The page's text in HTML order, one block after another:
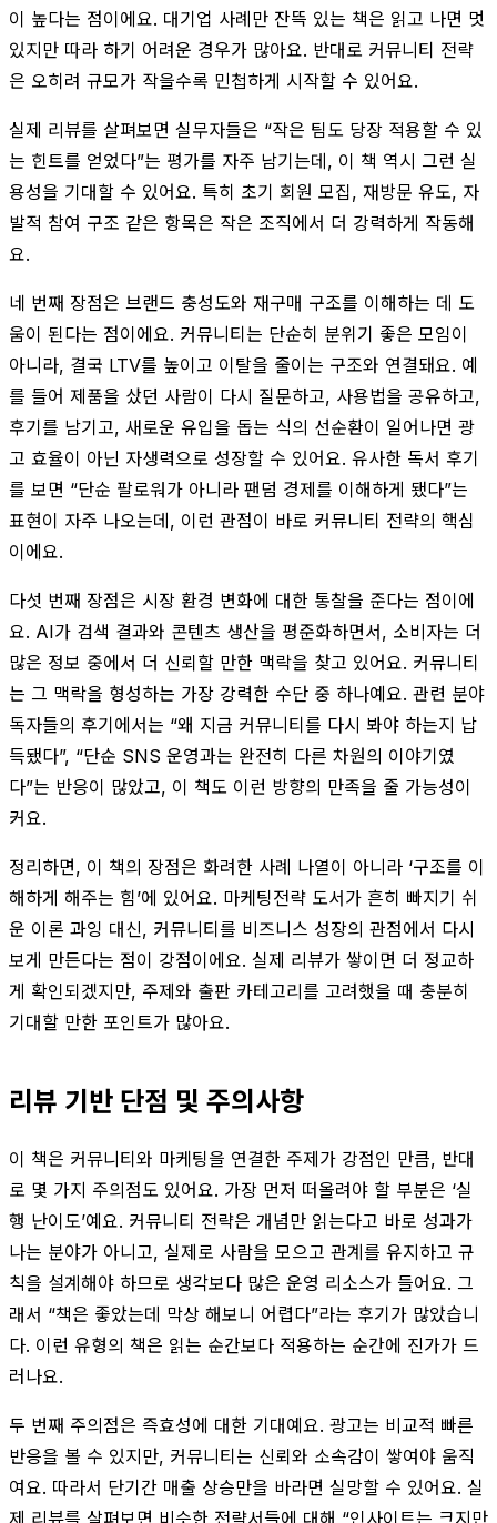
이 높다는 점이에요. 대기업 사례만 잔뜩 있는 책은 읽고 나면 멋
있지만 따라 하기 어려운 경우가 많아요. 반대로 커뮤니티 전략
은 오히려 규모가 작을수록 민첩하게 시작할 수 있어요.
실제 리뷰를 살펴보면 실무자들은 “작은 팀도 당장 적용할 수 있
는 힌트를 얻었다”는 평가를 자주 남기는데, 이 책 역시 그런 실
용성을 기대할 수 있어요. 특히 초기 회원 모집, 재방문 유도, 자
발적 참여 구조 같은 항목은 작은 조직에서 더 강력하게 작동해
요.
네 번째 장점은 브랜드 충성도와 재구매 구조를 이해하는 데 도
움이 된다는 점이에요. 커뮤니티는 단순히 분위기 좋은 모임이
아니라, 결국 LTV를 높이고 이탈을 줄이는 구조와 연결돼요. 예
를 들어 제품을 샀던 사람이 다시 질문하고, 사용법을 공유하고,
후기를 남기고, 새로운 유입을 돕는 식의 선순환이 일어나면 광
고 효율이 아닌 자생력으로 성장할 수 있어요. 유사한 독서 후기
를 보면 “단순 팔로워가 아니라 팬덤 경제를 이해하게 됐다”는
표현이 자주 나오는데, 이런 관점이 바로 커뮤니티 전략의 핵심
이에요.
다섯 번째 장점은 시장 환경 변화에 대한 통찰을 준다는 점이에
요. AI가 검색 결과와 콘텐츠 생산을 평준화하면서, 소비자는 더
많은 정보 중에서 더 신뢰할 만한 맥락을 찾고 있어요. 커뮤니티
는 그 맥락을 형성하는 가장 강력한 수단 중 하나예요. 관련 분야
독자들의 후기에서는 “왜 지금 커뮤니티를 다시 봐야 하는지 납
득됐다”, “단순 SNS 운영과는 완전히 다른 차원의 이야기였
다”는 반응이 많았고, 이 책도 이런 방향의 만족을 줄 가능성이
커요.
정리하면, 이 책의 장점은 화려한 사례 나열이 아니라 ‘구조를 이
해하게 해주는 힘’에 있어요. 마케팅전략 도서가 흔히 빠지기 쉬
운 이론 과잉 대신, 커뮤니티를 비즈니스 성장의 관점에서 다시
보게 만든다는 점이 강점이에요. 실제 리뷰가 쌓이면 더 정교하
게 확인되겠지만, 주제와 출판 카테고리를 고려했을 때 충분히
기대할 만한 포인트가 많아요.
리뷰 기반 단점 및 주의사항
이 책은 커뮤니티와 마케팅을 연결한 주제가 강점인 만큼, 반대
로 몇 가지 주의점도 있어요. 가장 먼저 떠올려야 할 부분은 ‘실
행 난이도’예요. 커뮤니티 전략은 개념만 읽는다고 바로 성과가
나는 분야가 아니고, 실제로 사람을 모으고 관계를 유지하고 규
칙을 설계해야 하므로 생각보다 많은 운영 리소스가 들어요. 그
래서 “책은 좋았는데 막상 해보니 어렵다”라는 후기가 많았습니
다. 이런 유형의 책은 읽는 순간보다 적용하는 순간에 진가가 드
러나요.
두 번째 주의점은 즉효성에 대한 기대예요. 광고는 비교적 빠른
반응을 볼 수 있지만, 커뮤니티는 신뢰와 소속감이 쌓여야 움직
여요. 따라서 단기간 매출 상승만을 바라면 실망할 수 있어요. 실
제 리뷰를 살펴보면 비슷한 전략서들에 대해 “인사이트는 크지만